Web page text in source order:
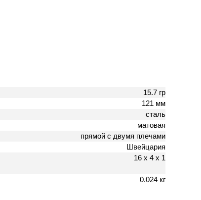
15.7 гр
121 мм
сталь
матовая
прямой с двумя плечами
Швейцария
16 х 4 х 1
0.024 кг